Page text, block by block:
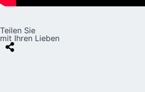
Teilen Sie
mit Ihren Lieben